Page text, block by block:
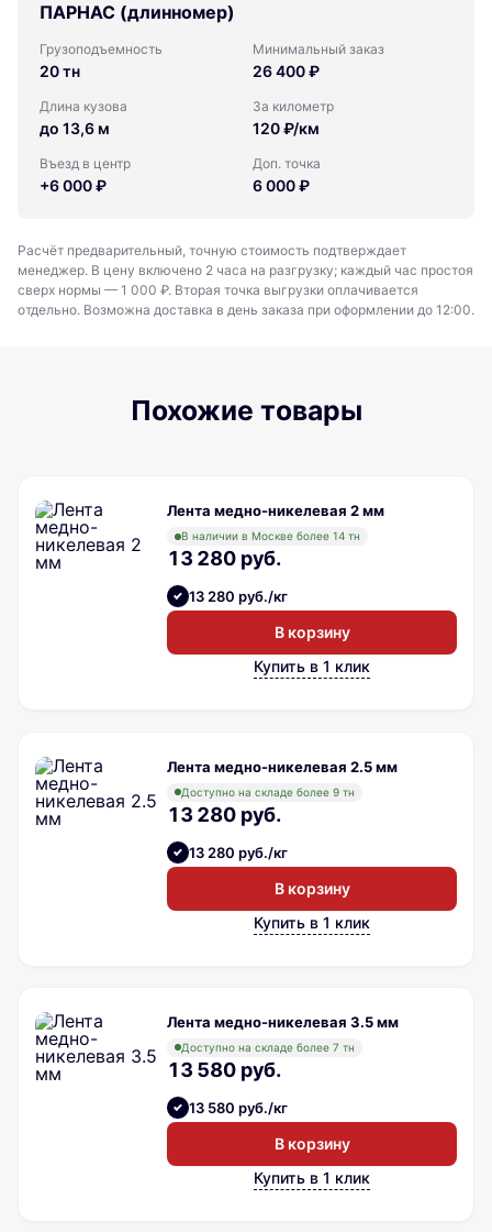
ПАРНАС (длинномер)
Грузоподъемность
20 тн
Минимальный заказ
26 400 ₽
Длина кузова
до 13,6 м
За километр
120 ₽/км
Въезд в центр
+6 000 ₽
Доп. точка
6 000 ₽
Расчёт предварительный, точную стоимость подтверждает
менеджер. В цену включено 2 часа на разгрузку; каждый час простоя
сверх нормы — 1 000 ₽. Вторая точка выгрузки оплачивается
отдельно. Возможна доставка в день заказа при оформлении до 12:00.
Похожие товары
Лента медно-никелевая 2 мм
В наличии в Москве более 14 тн
13 280 руб.
13 280 руб./кг
В корзину
Купить в 1 клик
Лента медно-никелевая 2.5 мм
Доступно на складе более 9 тн
13 280 руб.
13 280 руб./кг
В корзину
Купить в 1 клик
Лента медно-никелевая 3.5 мм
Доступно на складе более 7 тн
13 580 руб.
13 580 руб./кг
В корзину
Купить в 1 клик